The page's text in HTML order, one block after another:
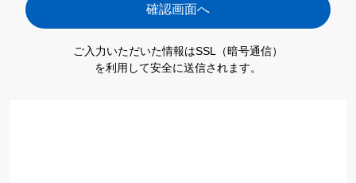
ご入力いただいた情報はSSL（暗号通信）
を利用して安全に送信されます。